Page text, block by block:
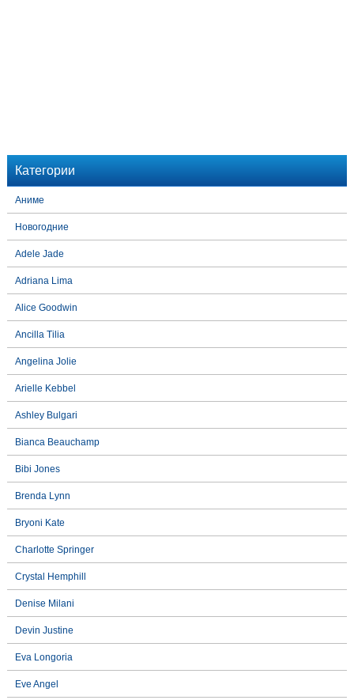
Категории
Аниме
Новогодние
Adele Jade
Adriana Lima
Alice Goodwin
Ancilla Tilia
Angelina Jolie
Arielle Kebbel
Ashley Bulgari
Bianca Beauchamp
Bibi Jones
Brenda Lynn
Bryoni Kate
Charlotte Springer
Crystal Hemphill
Denise Milani
Devin Justine
Eva Longoria
Eve Angel